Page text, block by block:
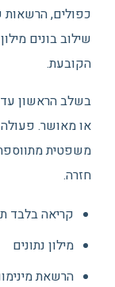
כפולים, הרשאות
שילוב בונים
הקובעת.
בשלב הראשון
או מאושר.
משפטית
חזרה.
קריאה בלבד
מילון נתונים
הרשאת